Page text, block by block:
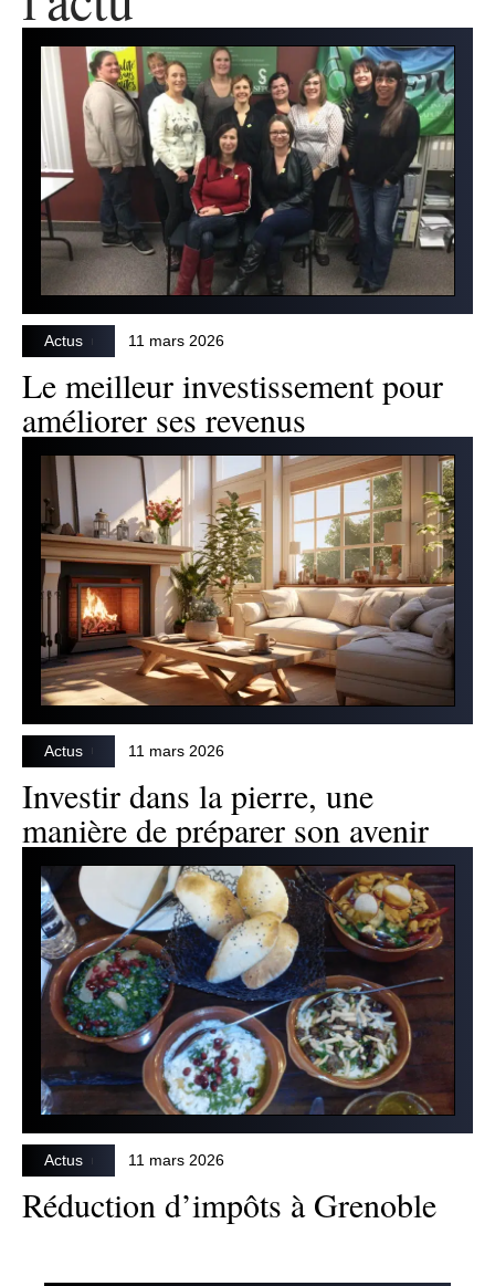
Actus 11 mars 2026
Le meilleur investissement pour
améliorer ses revenus
Actus 11 mars 2026
Investir dans la pierre, une
manière de préparer son avenir
Actus 11 mars 2026
Réduction d’impôts à Grenoble